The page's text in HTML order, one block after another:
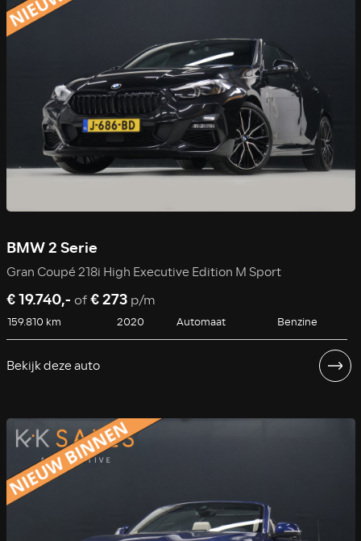
BMW 2 Serie
Gran Coupé 218i High Executive Edition M Sport
€ 19.740,- of€ 273 p/m
159.810 km 2020 Automaat Benzine
Bekijk deze auto